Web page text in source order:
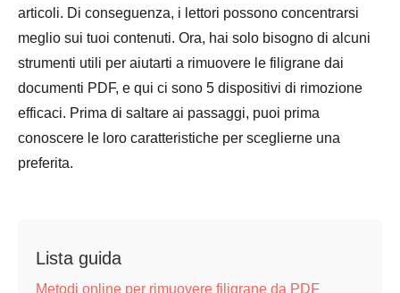
articoli. Di conseguenza, i lettori possono concentrarsi
meglio sui tuoi contenuti. Ora, hai solo bisogno di alcuni
strumenti utili per aiutarti a rimuovere le filigrane dai
documenti PDF, e qui ci sono 5 dispositivi di rimozione
efficaci. Prima di saltare ai passaggi, puoi prima
conoscere le loro caratteristiche per sceglierne una
preferita.
Lista guida
Metodi online per rimuovere filigrane da PDF